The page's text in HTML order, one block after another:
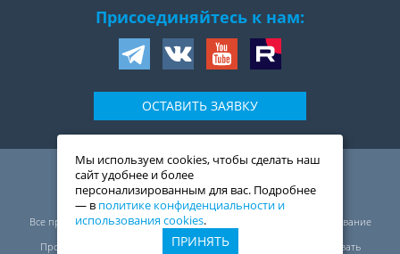
Присоединяйтесь к нам:
ОСТАВИТЬ ЗАЯВКУ
109044,Россия,Москва,
ул. Воронцовская, д. 20,
2-й подъезд, 1-ый этаж
© ООО «Трэвелмарт сервис», 1999—2026
Все права защищены. Перепечатка, полное или частичное копирование
материалов сайта запрещены.
Проект ЭдуТрэвел (EduTravel) оставляет за собой право использовать
Мы используем cookies, чтобы сделать наш
сайт удобнее и более
персонализированным для вас. Подробнее
— в политике конфиденциальности и
использования cookies.
ПРИНЯТЬ